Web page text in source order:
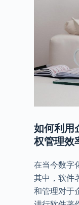
如何利用
权管理效
在当今数字
其中，软件
和管理对于